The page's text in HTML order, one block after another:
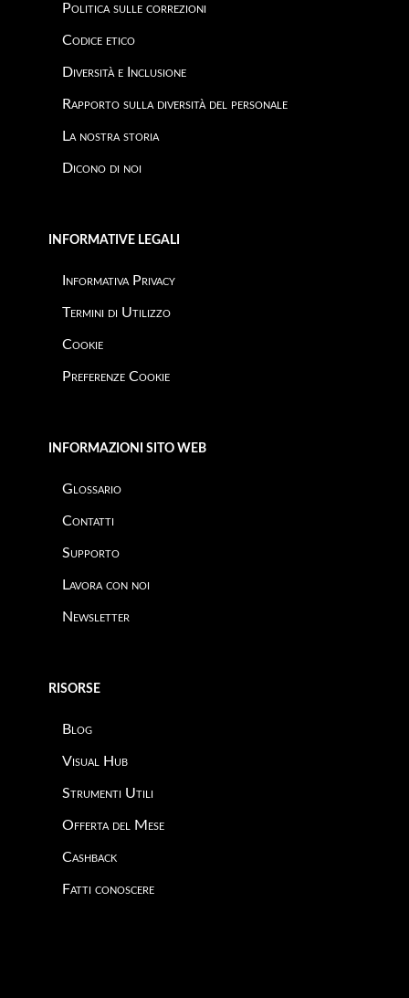
Politica sulle correzioni
Codice etico
Diversità e Inclusione
Rapporto sulla diversità del personale
La nostra storia
Dicono di noi
INFORMATIVE LEGALI
Informativa Privacy
Termini di Utilizzo
Cookie
Preferenze Cookie
INFORMAZIONI SITO WEB
Glossario
Contatti
Supporto
Lavora con noi
Newsletter
RISORSE
Blog
Visual Hub
Strumenti Utili
Offerta del Mese
Cashback
Fatti conoscere